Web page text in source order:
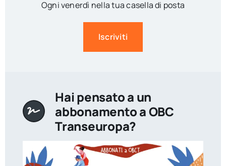
Ogni venerdì nella tua casella di posta
Iscriviti
Hai pensato a un
abbonamento a OBC
Transeuropa?